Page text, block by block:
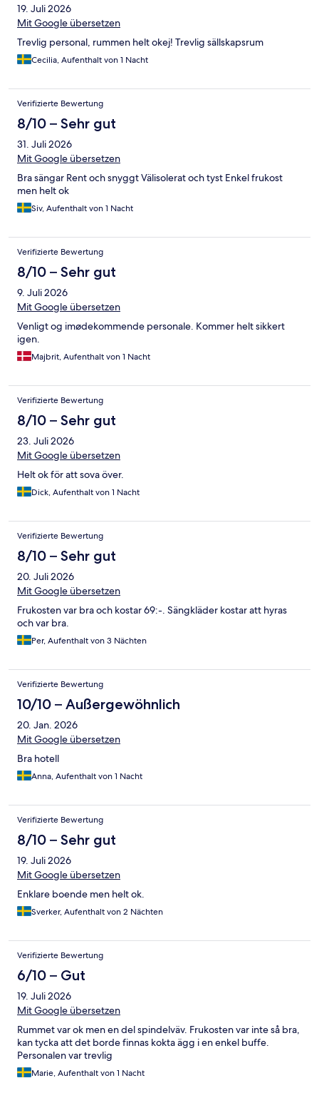
19. Juli 2026
Mit Google übersetzen
Trevlig personal, rummen helt okej! Trevlig sällskapsrum
Cecilia, Aufenthalt von 1 Nacht
Verifizierte Bewertung
8/10 – Sehr gut
31. Juli 2026
Mit Google übersetzen
Bra sängar Rent och snyggt Välisolerat och tyst Enkel frukost
men helt ok
Siv, Aufenthalt von 1 Nacht
Verifizierte Bewertung
8/10 – Sehr gut
9. Juli 2026
Mit Google übersetzen
Venligt og imødekommende personale. Kommer helt sikkert
igen.
Majbrit, Aufenthalt von 1 Nacht
Verifizierte Bewertung
8/10 – Sehr gut
23. Juli 2026
Mit Google übersetzen
Helt ok för att sova över.
Dick, Aufenthalt von 1 Nacht
Verifizierte Bewertung
8/10 – Sehr gut
20. Juli 2026
Mit Google übersetzen
Frukosten var bra och kostar 69:-. Sängkläder kostar att hyras
och var bra.
Per, Aufenthalt von 3 Nächten
Verifizierte Bewertung
10/10 – Außergewöhnlich
20. Jan. 2026
Mit Google übersetzen
Bra hotell
Anna, Aufenthalt von 1 Nacht
Verifizierte Bewertung
8/10 – Sehr gut
19. Juli 2026
Mit Google übersetzen
Enklare boende men helt ok.
Sverker, Aufenthalt von 2 Nächten
Verifizierte Bewertung
6/10 – Gut
19. Juli 2026
Mit Google übersetzen
Rummet var ok men en del spindelväv. Frukosten var inte så bra,
kan tycka att det borde finnas kokta ägg i en enkel buffe.
Personalen var trevlig
Marie, Aufenthalt von 1 Nacht